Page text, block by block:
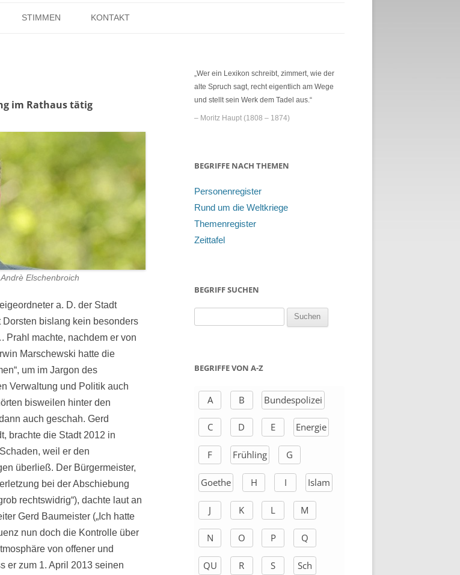
zum
STIMMEN KONTAKT
im Rathaus tätig
Elschenbroich
a. D. der Stadt
bislang kein besonders
Prahl machte, nachdem er von
Marschewski hatte die
um im Jargon des
Verwaltung und Politik auch
bisweilen hinter den
auch geschah. Gerd
brachte die Stadt 2012 in
weil er den
überließ. Der Bürgermeister,
bei der Abschiebung
rechtswidrig“), dachte laut an
Gerd Baumeister („Ich hatte
nun doch die Kontrolle über
von offener und
er zum 1. April 2013 seinen
„Wer ein Lexikon schreibt, zimmert, wie der
alte Spruch sagt, recht eigentlich am Wege
und stellt sein Werk dem Tadel aus.“
– Moritz Haupt (1808 – 1874)
BEGRIFFE NACH THEMEN
Personenregister
Rund um die Weltkriege
Themenregister
Zeittafel
BEGRIFF SUCHEN
h
h
BEGRIFFE VON A-Z
A B Bundespolizei
C D E Energie
F Frühling G
Goethe H I Islam
J K L M
N O P Q
QU R S Sch